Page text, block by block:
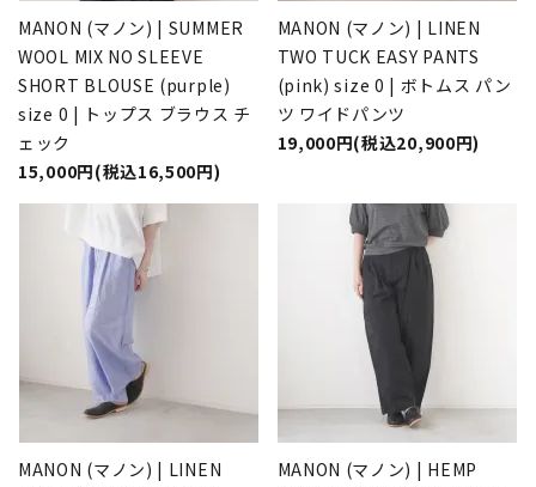
MANON (マノン) | SUMMER
WOOL MIX NO SLEEVE
SHORT BLOUSE (purple)
size 0 | トップス ブラウス チ
ェック
15,000円(税込16,500円)
MANON (マノン) | LINEN
TWO TUCK EASY PANTS
(pink) size 0 | ボトムス パン
ツ ワイドパンツ
19,000円(税込20,900円)
MANON (マノン) | LINEN
MANON (マノン) | HEMP